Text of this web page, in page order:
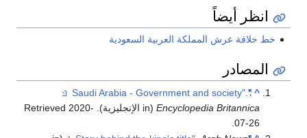
انظر أيضاً
خط خلافة عرش المملكة العربية السعودية
المصادر
^
"Saudi Arabia - Government and society"
.
Encyclopedia Britannica(in الإنجليزية) . Retrieved
2020-
07-26
.